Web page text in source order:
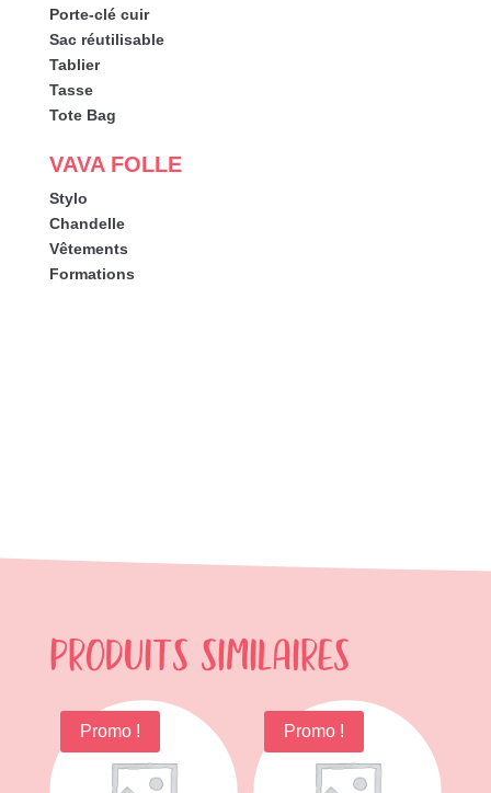
Porte-clé cuir
Sac réutilisable
Tablier
Tasse
Tote Bag
VAVA FOLLE
Stylo
Chandelle
Vêtements
Formations
Produits similaires
Promo ! Promo !